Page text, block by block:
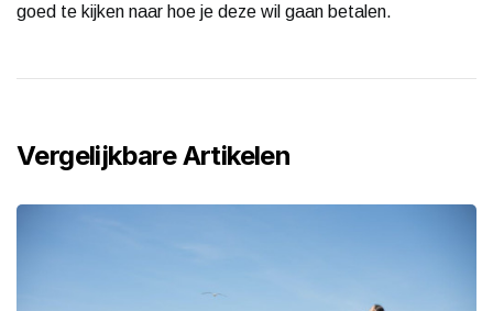
goed te kijken naar hoe je deze wil gaan betalen.
Vergelijkbare Artikelen